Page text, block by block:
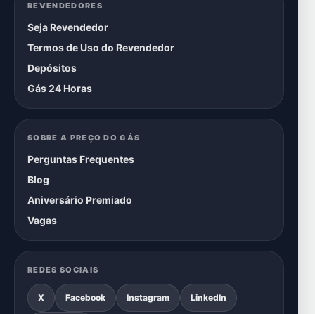
REVENDEDORES
Seja Revendedor
Termos de Uso do Revendedor
Depósitos
Gás 24 Horas
SOBRE A PREÇO DO GÁS
Perguntas Frequentes
Blog
Aniversário Premiado
Vagas
REDES SOCIAIS
X Facebook Instagram LinkedIn